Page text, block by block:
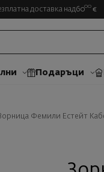
доставка над6000 €
Подаръци
Фемили Естейт